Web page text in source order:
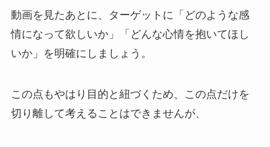
動画を見たあとに、ターゲットに「どのような感
情になって欲しいか」「どんな心情を抱いてほし
いか」を明確にしましょう。
この点もやはり目的と紐づくため、この点だけを
切り離して考えることはできませんが、